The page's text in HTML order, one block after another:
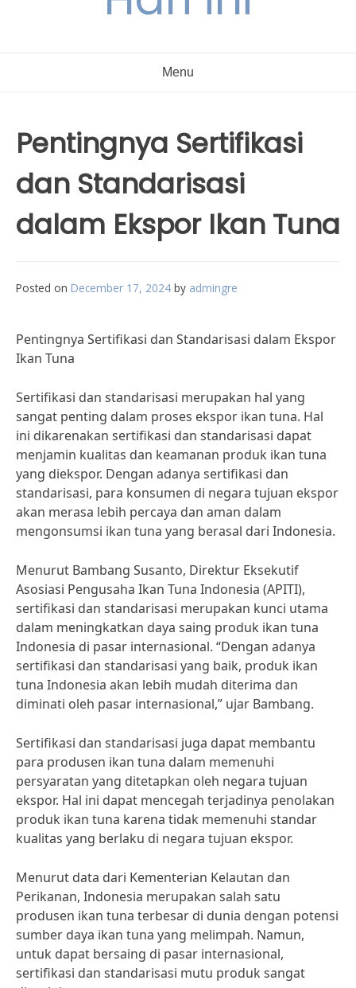
Menu
Pentingnya Sertifikasi
dan Standarisasi
dalam Ekspor Ikan Tuna
Posted on December 17, 2024 by admingre
Pentingnya Sertifikasi dan Standarisasi dalam Ekspor
Ikan Tuna
Sertifikasi dan standarisasi merupakan hal yang
sangat penting dalam proses ekspor ikan tuna. Hal
ini dikarenakan sertifikasi dan standarisasi dapat
menjamin kualitas dan keamanan produk ikan tuna
yang diekspor. Dengan adanya sertifikasi dan
standarisasi, para konsumen di negara tujuan ekspor
akan merasa lebih percaya dan aman dalam
mengonsumsi ikan tuna yang berasal dari Indonesia.
Menurut Bambang Susanto, Direktur Eksekutif
Asosiasi Pengusaha Ikan Tuna Indonesia (APITI),
sertifikasi dan standarisasi merupakan kunci utama
dalam meningkatkan daya saing produk ikan tuna
Indonesia di pasar internasional. “Dengan adanya
sertifikasi dan standarisasi yang baik, produk ikan
tuna Indonesia akan lebih mudah diterima dan
diminati oleh pasar internasional,” ujar Bambang.
Sertifikasi dan standarisasi juga dapat membantu
para produsen ikan tuna dalam memenuhi
persyaratan yang ditetapkan oleh negara tujuan
ekspor. Hal ini dapat mencegah terjadinya penolakan
produk ikan tuna karena tidak memenuhi standar
kualitas yang berlaku di negara tujuan ekspor.
Menurut data dari Kementerian Kelautan dan
Perikanan, Indonesia merupakan salah satu
produsen ikan tuna terbesar di dunia dengan potensi
sumber daya ikan tuna yang melimpah. Namun,
untuk dapat bersaing di pasar internasional,
sertifikasi dan standarisasi mutu produk sangat